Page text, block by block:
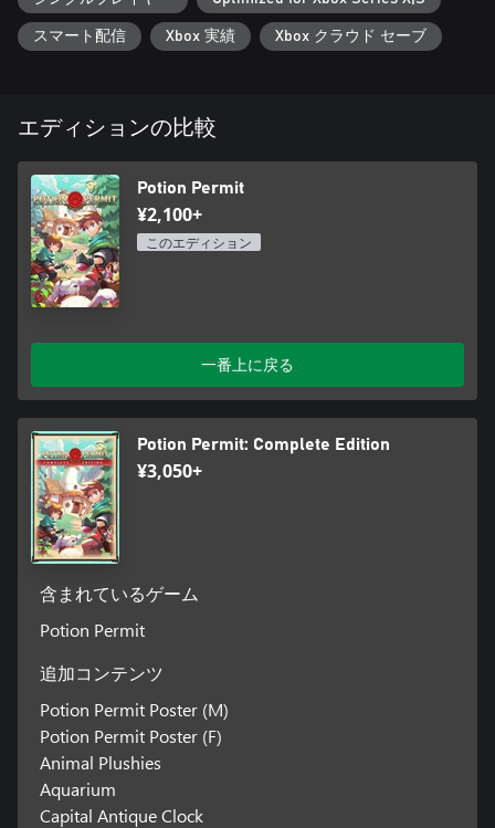
• 自分の大釜で治療薬を作ろう。収集した材料を大釜で混合さ
せることで、薬、ビタミンやその他たくさんのものを作ること
す。大釜を強化させればより多くの材料を混合することができ
ができるようになります。
• 町人たちとの関係を築こう。 時間はかかるでしょうが、あな
たが努力をすることで、患者の健康状態はどんどん改善してゆ
くでしょう。町人たちからの評価が上がれば、もう少しあなた
に心を開いてくれるようになります。特定の独身男性、または
独身女性と非常に近い関係になることもあるかもしれません。
• 町や周辺エリアをアップグレードしよう。町人との関係を築
り、町周辺にある探索可能エリアを拡大することができるよう
になります。また、自分の家に個人的な味わいをプラスできる
よう、新しい家具を作ったり買ったりすることも可能です！
• 田舎の平穏さを謳歌しよう。コミュニティーに蔓延る異常の
治療の合間には、ムーンベリー周辺を自由に探索することがで
きます。住民たちと深く知り合い、酒場で休憩をしたり、晩御
飯調達のために釣りをしたりしてみましょう。ムーンベリーは
時間がゆっくりと流れ、大都市に比べてゆったりとした生活が
行われる、楽しくて魅力的な場所です。朝には明るい太陽の光
が牧草地を横切り、夕方になると街頭が町を照らすと言ったよ
には制限時間が設定されていません。自分のペースで、自由に
• 信頼できる仲間と共に過ごそう。 あなたは一人きりでムーン
ベリーに移って来たわけではありません！忠実な犬の仲間が、
あなたと常に一緒にいてくれます。あなたのペットは隠れたア
イテムを見つけたり、住人の方へあなたを導いてくれたりしま
す。
スマート配信 Xbox 実績 Xbox クラウド セーブ
エディションの比較
Potion Permit
¥2,100+
このエディション
一番上に戻る
Potion Permit: Complete Edition
¥3,050+
含まれているゲーム
Potion Permit
追加コンテンツ
Potion Permit Poster (M)
Potion Permit Poster (F)
Animal Plushies
Aquarium
Capital Antique Clock